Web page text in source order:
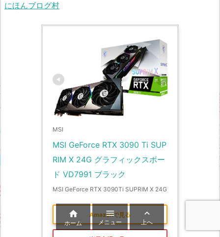
にほんブログ村
MSI
MSI GeForce RTX 3090 Ti SUP
RIM X 24G グラフィックスボー
ド VD7991 ブラック
MSI GeForce RTX 3090Ti SUPRIM X 24G
Amazonで見る

ホーム

メニュー

上へ